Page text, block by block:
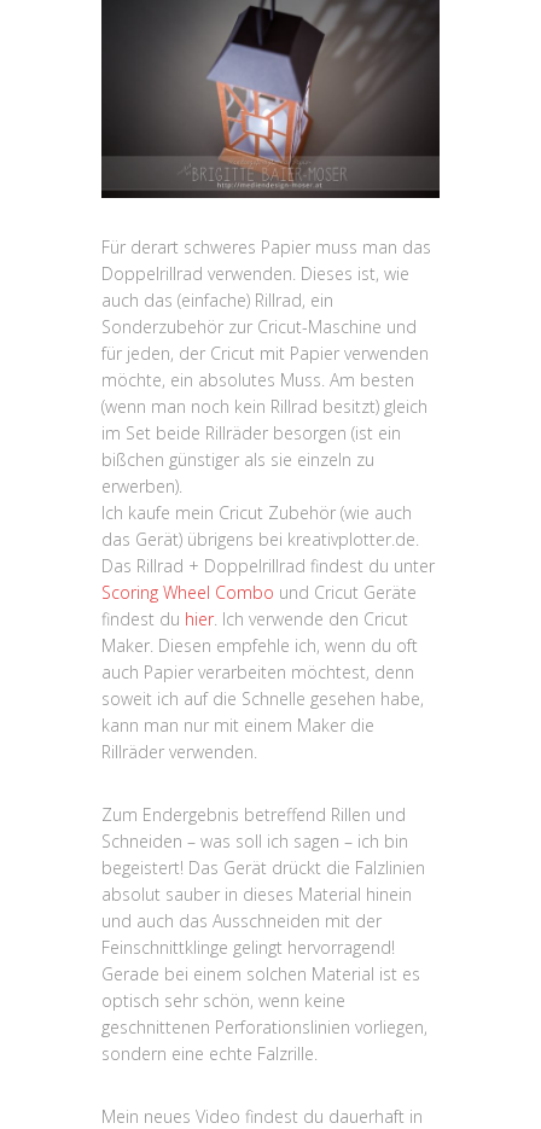
Für derart schweres Papier muss man das
Doppelrillrad verwenden. Dieses ist, wie
auch das (einfache) Rillrad, ein
Sonderzubehör zur Cricut-Maschine und
für jeden, der Cricut mit Papier verwenden
möchte, ein absolutes Muss. Am besten
(wenn man noch kein Rillrad besitzt) gleich
im Set beide Rillräder besorgen (ist ein
bißchen günstiger als sie einzeln zu
erwerben).
Ich kaufe mein Cricut Zubehör (wie auch
das Gerät) übrigens bei kreativplotter.de.
Das Rillrad + Doppelrillrad findest du unter
Scoring Wheel Combo und Cricut Geräte
findest du hier . Ich verwende den Cricut
Maker. Diesen empfehle ich, wenn du oft
auch Papier verarbeiten möchtest, denn
soweit ich auf die Schnelle gesehen habe,
kann man nur mit einem Maker die
Rillräder verwenden.
Zum Endergebnis betreffend Rillen und
Schneiden – was soll ich sagen – ich bin
begeistert! Das Gerät drückt die Falzlinien
absolut sauber in dieses Material hinein
und auch das Ausschneiden mit der
Feinschnittklinge gelingt hervorragend!
Gerade bei einem solchen Material ist es
optisch sehr schön, wenn keine
geschnittenen Perforationslinien vorliegen,
sondern eine echte Falzrille.
Mein neues Video findest du dauerhaft in